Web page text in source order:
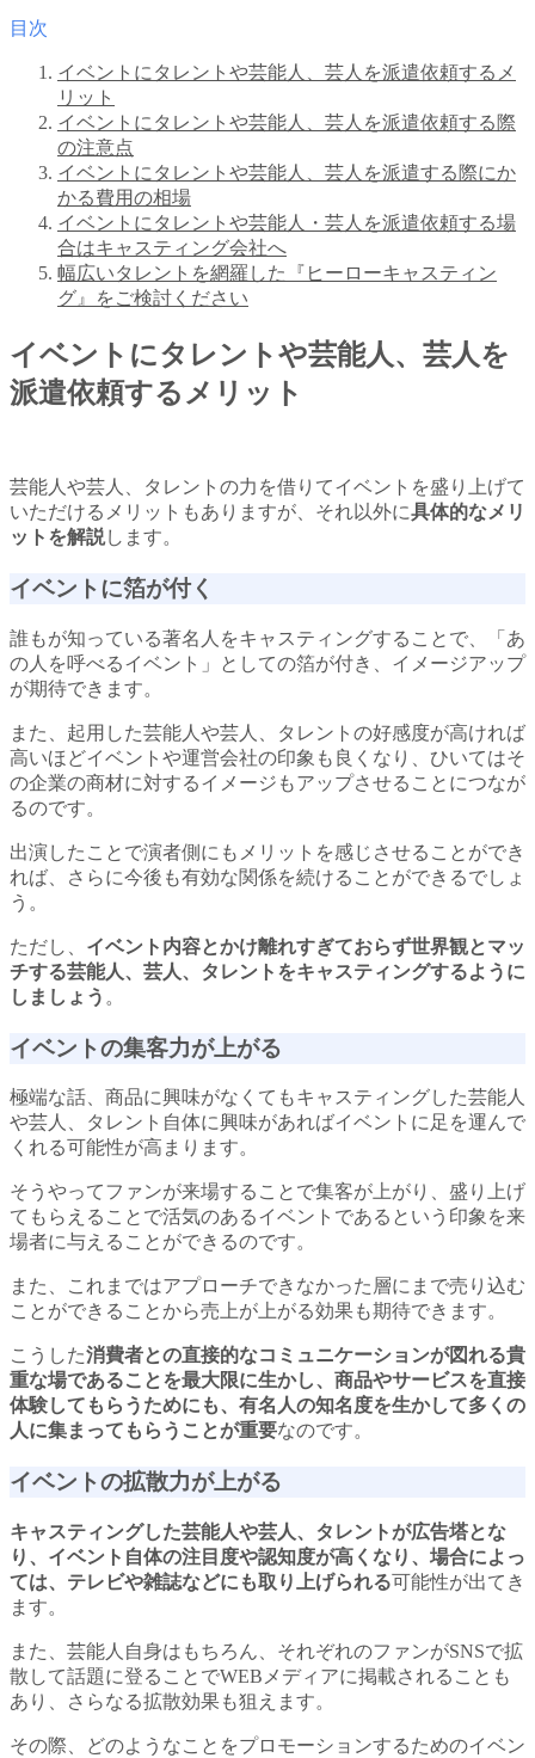
目次
イベントにタレントや芸能人、芸人を派遣依頼するメ
リット
イベントにタレントや芸能人、芸人を派遣依頼する際
の注意点
イベントにタレントや芸能人、芸人を派遣する際にか
かる費用の相場
イベントにタレントや芸能人・芸人を派遣依頼する場
合はキャスティング会社へ
幅広いタレントを網羅した『ヒーローキャスティン
グ』をご検討ください
イベントにタレントや芸能人、芸人を
派遣依頼するメリット
芸能人や芸人、タレントの力を借りてイベントを盛り上げて
いただけるメリットもありますが、それ以外に具体的なメリ
ットを解説します。
イベントに箔が付く
誰もが知っている著名人をキャスティングすることで、「あ
の人を呼べるイベント」としての箔が付き、イメージアップ
が期待できます。
また、起用した芸能人や芸人、タレントの好感度が高ければ
高いほどイベントや運営会社の印象も良くなり、ひいてはそ
の企業の商材に対するイメージもアップさせることにつなが
るのです。
出演したことで演者側にもメリットを感じさせることができ
れば、さらに今後も有効な関係を続けることができるでしょ
う。
ただし、 イベント内容とかけ離れすぎておらず世界観とマッ
チする芸能人、芸人、タレントをキャスティングするように
しましょう 。
イベントの集客力が上がる
極端な話、商品に興味がなくてもキャスティングした芸能人
や芸人、タレント自体に興味があればイベントに足を運んで
くれる可能性が高まります。
そうやってファンが来場することで集客が上がり、盛り上げ
てもらえることで活気のあるイベントであるという印象を来
場者に与えることができるのです。
また、これまではアプローチできなかった層にまで売り込む
ことができることから売上が上がる効果も期待できます。
こうした消費者との直接的なコミュニケーションが図れる貴
重な場であることを最大限に生かし、商品やサービスを直接
体験してもらうためにも、有名人の知名度を生かして多くの
人に集まってもらうことが重要なのです。
イベントの拡散力が上がる
キャスティングした芸能人や芸人、タレントが広告塔とな
り、イベント自体の注目度や認知度が高くなり、場合によっ
ては、テレビや雑誌などにも取り上げられる可能性が出てき
ます。
また、芸能人自身はもちろん、それぞれのファンがSNSで拡
散して話題に登ることでWEBメディアに掲載されることも
あり、さらなる拡散効果も狙えます。
その際、どのようなことをプロモーションするためのイベン